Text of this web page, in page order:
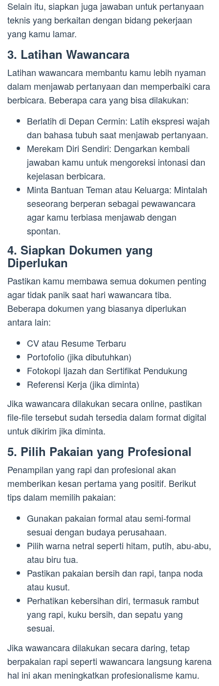
Selain itu, siapkan juga jawaban untuk pertanyaan
teknis yang berkaitan dengan bidang pekerjaan
yang kamu lamar.
3. Latihan Wawancara
Latihan wawancara membantu kamu lebih nyaman
dalam menjawab pertanyaan dan memperbaiki cara
berbicara. Beberapa cara yang bisa dilakukan:
Berlatih di Depan Cermin: Latih ekspresi wajah
dan bahasa tubuh saat menjawab pertanyaan.
Merekam Diri Sendiri: Dengarkan kembali
jawaban kamu untuk mengoreksi intonasi dan
kejelasan berbicara.
Minta Bantuan Teman atau Keluarga: Mintalah
seseorang berperan sebagai pewawancara
agar kamu terbiasa menjawab dengan
spontan.
4. Siapkan Dokumen yang
Diperlukan
Pastikan kamu membawa semua dokumen penting
agar tidak panik saat hari wawancara tiba.
Beberapa dokumen yang biasanya diperlukan
antara lain:
CV atau Resume Terbaru
Portofolio (jika dibutuhkan)
Fotokopi Ijazah dan Sertifikat Pendukung
Referensi Kerja (jika diminta)
Jika wawancara dilakukan secara online, pastikan
file-file tersebut sudah tersedia dalam format digital
untuk dikirim jika diminta.
5. Pilih Pakaian yang Profesional
Penampilan yang rapi dan profesional akan
memberikan kesan pertama yang positif. Berikut
tips dalam memilih pakaian:
Gunakan pakaian formal atau semi-formal
sesuai dengan budaya perusahaan.
Pilih warna netral seperti hitam, putih, abu-abu,
atau biru tua.
Pastikan pakaian bersih dan rapi, tanpa noda
atau kusut.
Perhatikan kebersihan diri, termasuk rambut
yang rapi, kuku bersih, dan sepatu yang
sesuai.
Jika wawancara dilakukan secara daring, tetap
berpakaian rapi seperti wawancara langsung karena
hal ini akan meningkatkan profesionalisme kamu.